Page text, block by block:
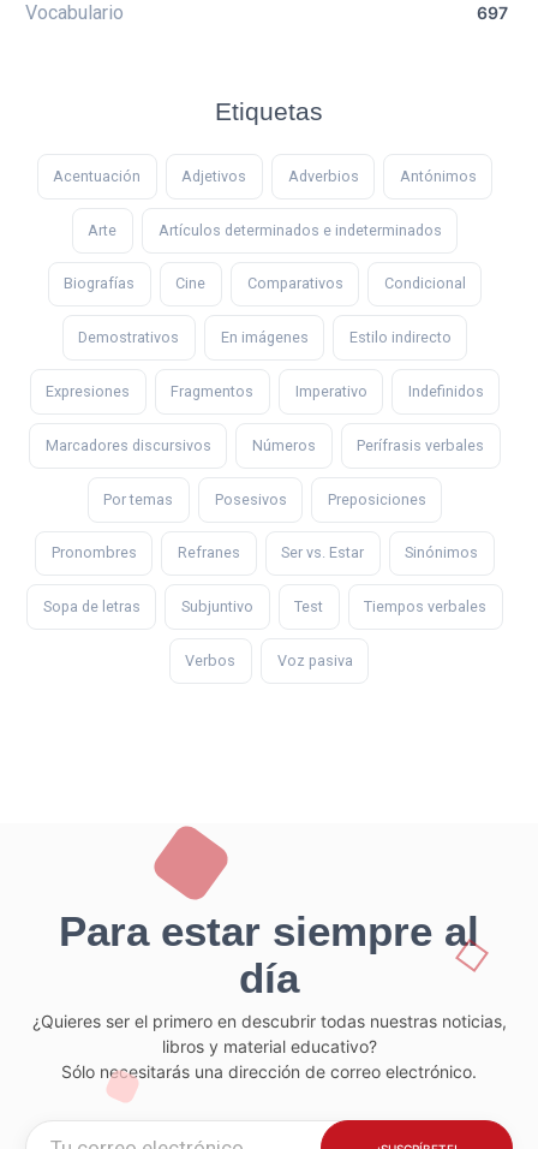
Vocabulario 697
Etiquetas
Acentuación Adjetivos Adverbios Antónimos
Arte Artículos determinados e indeterminados
Biografías Cine Comparativos Condicional
Demostrativos En imágenes Estilo indirecto
Expresiones Fragmentos Imperativo Indefinidos
Marcadores discursivos Números Perífrasis verbales
Por temas Posesivos Preposiciones
Pronombres Refranes Ser vs. Estar Sinónimos
Sopa de letras Subjuntivo Test Tiempos verbales
Verbos Voz pasiva
Para estar siempre al
día
¿Quieres ser el primero en descubrir todas nuestras noticias,
libros y material educativo?
Sólo necesitarás una dirección de correo electrónico.